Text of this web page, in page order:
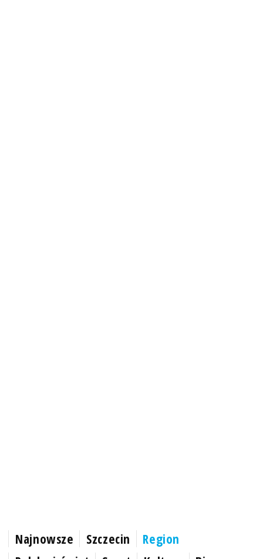
Najnowsze Szczecin
Region